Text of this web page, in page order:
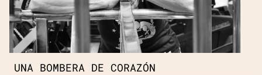
UNA BOMBERA DE CORAZÓN